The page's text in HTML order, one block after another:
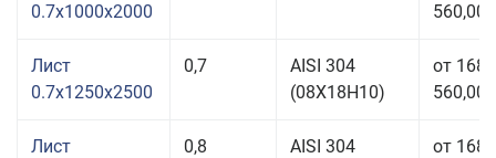
0.7x1000x2000
560,00
Лист
0.7x1250x2500
0,7
AISI 304
(08Х18Н10)
от 168
560,00
Лист
0,8
AISI 304
от 168